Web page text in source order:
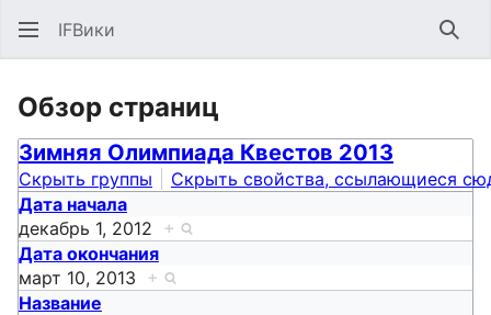
IFВики
Обзор страниц
Зимняя Олимпиада Квестов 2013
Скрыть группы
Скрыть свойства, ссылающиеся
Дата начала
декабрь 1, 2012 +
Дата окончания
март 10, 2013 +
Название